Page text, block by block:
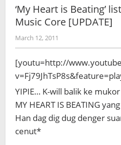
‘My Heart is Beating’
Music Core [UPDATE]
March 12, 2011
Koreanindo
[youtu=http://
YIPIE… K-will balik ke
MY HEART IS BEATING
Han dag dig dug denger
cenut*